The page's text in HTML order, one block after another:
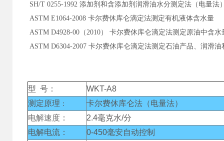
SH/T 0255-1992 添加剂和含添加剂润滑油水分测定法（电量法
ASTM E1064-2008 卡尔费休库仑滴定法测定有机液体含水量
ASTM D4928-00（2010） 卡尔费休库仑滴定法测定原油中含水
ASTM D6304-2007 卡尔费休库仑滴定法测定石油产品、润滑
型 号：
WKT-A8
测定原理 ：
卡尔费休库仑法（电量法）
电解速度 ：
2.4毫克水/分
电解电流 ：
0-450毫安自动控制